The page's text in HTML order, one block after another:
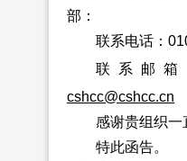
部：
联系电话：
联系邮箱
cshcc@cshcc.cn
感谢贵组织一
特此函告。